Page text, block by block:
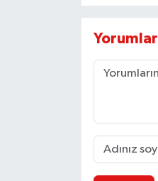
Yorumlar